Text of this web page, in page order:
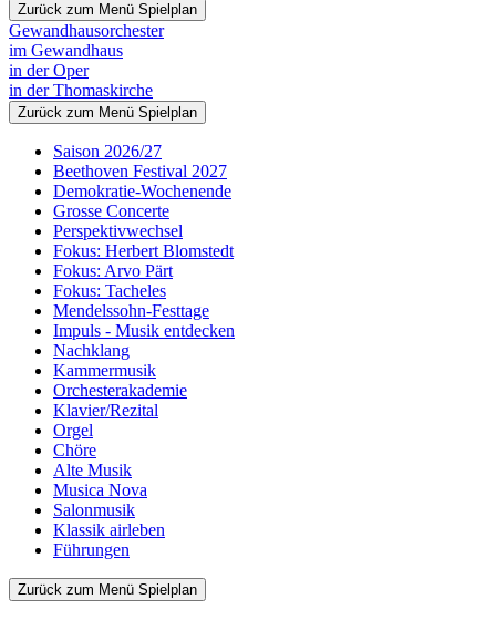
Zurück zum Menü Spielplan
Gewandhaus­orchester
im Gewandhaus
in der Oper
in der Thomaskirche
Zurück zum Menü Spielplan
Saison 2026/27
Beethoven Festival 2027
Demokratie-Wochenende
Grosse Concerte
Perspektivwechsel
Fokus: Herbert Blomstedt
Fokus: Arvo Pärt
Fokus: Tacheles
Mendelssohn-Festtage
Impuls - Musik entdecken
Nachklang
Kammermusik
Orchesterakademie
Klavier/Rezital
Orgel
Chöre
Alte Musik
Musica Nova
Salonmusik
Klassik airleben
Führungen
Zurück zum Menü Spielplan